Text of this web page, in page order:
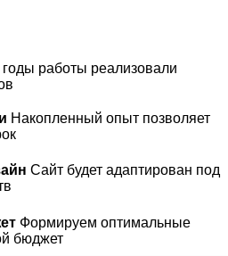
работы реализовали
Накопленный опыт позволяет
Сайт будет адаптирован под
Формируем оптимальные
бюджет